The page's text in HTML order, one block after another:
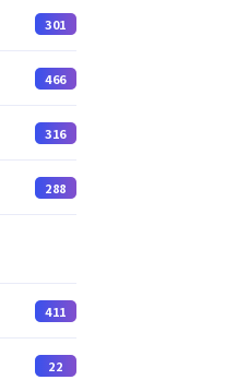
301
466
316
288
411
22